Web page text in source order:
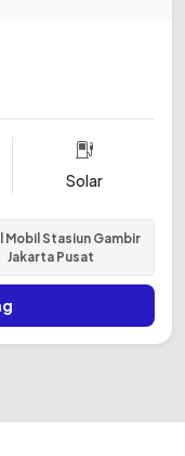
Solar
Mobil Stasiun Gambir
Jakarta Pusat